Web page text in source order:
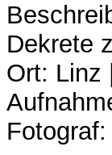
Dekrete
Ort: Linz